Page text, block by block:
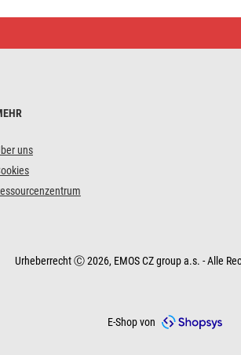
uns
Urheberrecht Ⓒ 2026, EMOS CZ group a.s. - Alle
E-Shop von